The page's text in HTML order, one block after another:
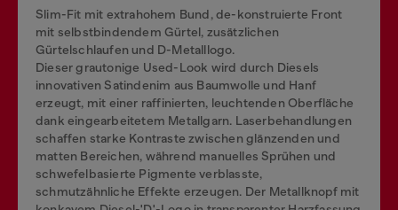
Slim-Fit mit extrahohem Bund, de-konstruierte Front
mit selbstbindendem Gürtel, zusätzlichen
Gürtelschlaufen und D-Metalllogo.
Dieser grautonige Used-Look wird durch Diesels
innovativen Satindenim aus Baumwolle und Hanf
erzeugt, mit einer raffinierten, leuchtenden Oberfläche
dank eingearbeitetem Metallgarn. Laserbehandlungen
schaffen starke Kontraste zwischen glänzenden und
matten Bereichen, während manuelles Sprühen und
schwefelbasierte Pigmente verblasste,
schmutzähnliche Effekte erzeugen. Der Metallknopf mit